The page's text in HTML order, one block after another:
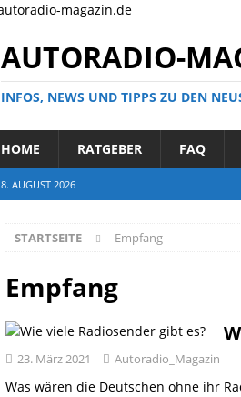
AUTORADIO-
INFOS, NEWS UND TIPPS ZU DEN
HOME RATGEBER FAQ
8. AUGUST 2026
STARTSEITE Empfang
Empfang
23. März 2021 Autoradio_Magazin
Was wären die Deutschen ohne ihr